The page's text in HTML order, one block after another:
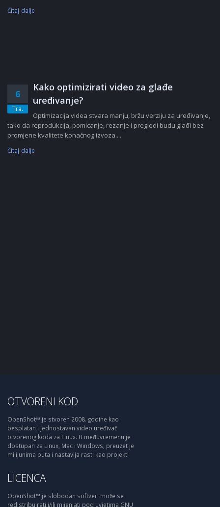
Čitaj dalje
6
Tra.
Kako optimizirati video za glađe
uređivanje?
Optimizacija videa stvara manju, bržu verziju za uređivanje,
tako da reprodukcija, pomicanje, rezanje i pregledi budu glađi bez
promjene kvalitete konačnog izvoza....
Čitaj dalje
OTVORENI KOD
OpenShot™ je stvoren 2008. godine kao
besplatan i jednostavan video uređivač
otvorenog koda za Linux. U međuvremenu je
dostupan za Linux, Mac i Windows, preuzet je
milijunima puta i nastavlja rasti kao projekt!
LICENCA
OpenShot™ je slobodan softver: može se
redistribuirati i/ili mijenjati pod uvjetima GNU